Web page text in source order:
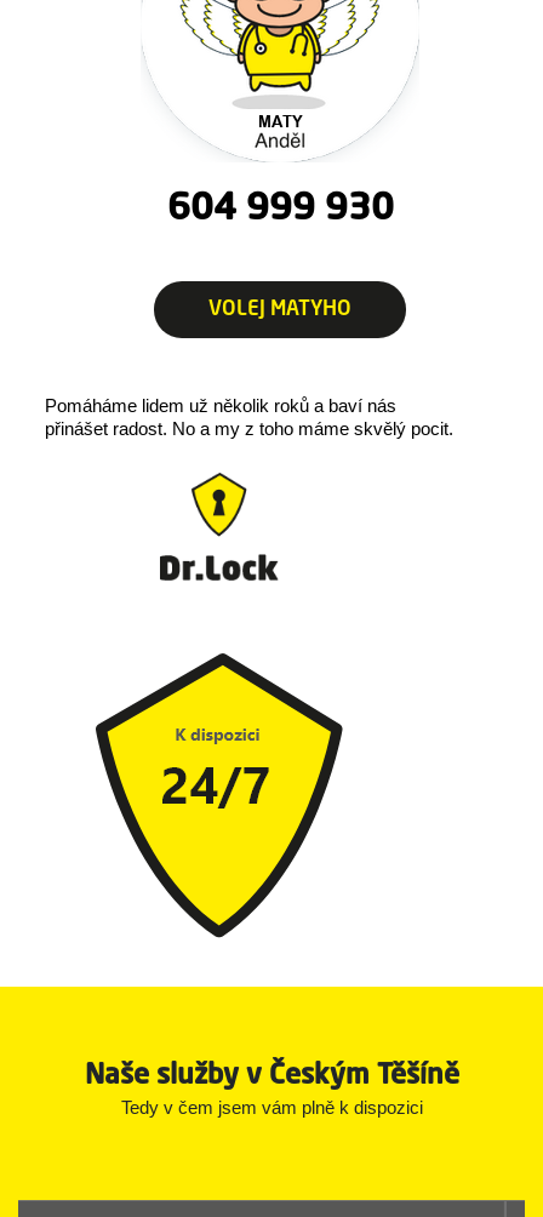
604 999 930
VOLEJ MATYHO
Pomáháme lidem už několik roků a baví nás
přinášet radost. No a my z toho máme skvělý pocit.
Naše služby v Českým Těšíně
Tedy v čem jsem vám plně k dispozici